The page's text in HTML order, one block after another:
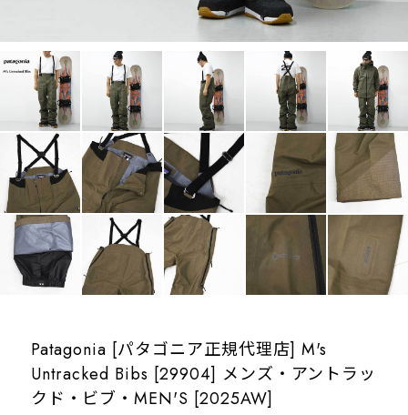
Patagonia [パタゴニア正規代理店] M's
Untracked Bibs [29904] メンズ・アントラッ
クド・ビブ・MEN'S [2025AW]